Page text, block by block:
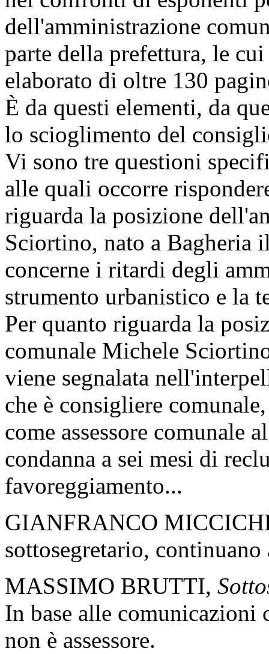
dell'amministrazione
parte della prefettura, le
elaborato di oltre 130
È da questi elementi, da
lo scioglimento del
Vi sono tre questioni
alle quali occorre
riguarda la posizione
Sciortino, nato a Bagheria
concerne i ritardi degli
strumento urbanistico e la
Per quanto riguarda la
comunale Michele
viene segnalata
che è consigliere
come assessore comunale
condanna a sei mesi di
favoreggiamento...
GIANFRANCO
sottosegretario,
MASSIMO BRUTTI,
In base alle comunicazioni
non è assessore.